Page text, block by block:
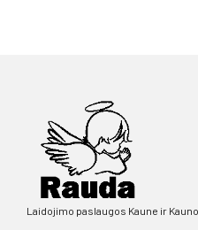
Laidojimo paslaugos Kaune ir